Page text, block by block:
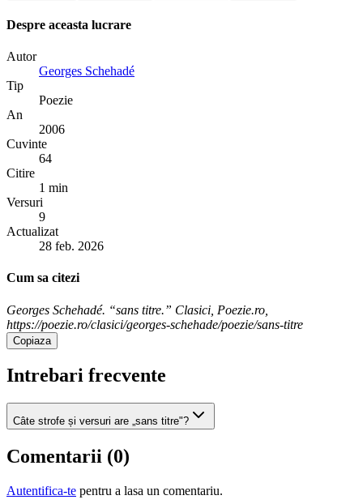
Despre aceasta lucrare
Autor
Georges Schehadé
Tip
Poezie
An
2006
Cuvinte
64
Citire
1 min
Versuri
9
Actualizat
28 feb. 2026
Cum sa citezi
Georges Schehadé. “sans titre.” Clasici, Poezie.ro,
https://poezie.ro/clasici/georges-schehade/poezie/sans-titre
Copiaza
Intrebari frecvente
Câte strofe și versuri are „sans titre"?
Comentarii (0)
Autentifica-te pentru a lasa un comentariu.